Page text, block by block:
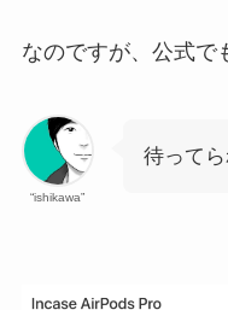
なのですが、公式で
“ishikawa”
待ってら